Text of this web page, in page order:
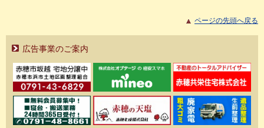
ページの先頭へ戻る
広告事業のご案内